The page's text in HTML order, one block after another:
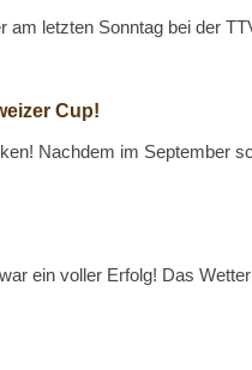
am letzten Sonntag bei der
Cup!
Nachdem im September
ein voller Erfolg! Das